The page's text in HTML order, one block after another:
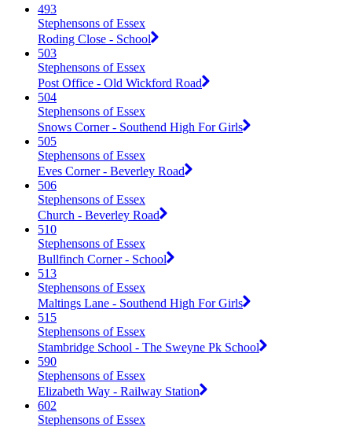
493
Stephensons of Essex
Roding Close - School
503
Stephensons of Essex
Post Office - Old Wickford Road
504
Stephensons of Essex
Snows Corner - Southend High For Girls
505
Stephensons of Essex
Eves Corner - Beverley Road
506
Stephensons of Essex
Church - Beverley Road
510
Stephensons of Essex
Bullfinch Corner - School
513
Stephensons of Essex
Maltings Lane - Southend High For Girls
515
Stephensons of Essex
Stambridge School - The Sweyne Pk School
590
Stephensons of Essex
Elizabeth Way - Railway Station
602
Stephensons of Essex